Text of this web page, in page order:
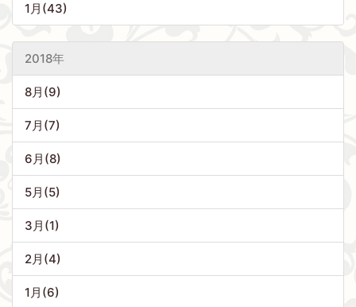
1月(43)
2018年
8月(9)
7月(7)
6月(8)
5月(5)
3月(1)
2月(4)
1月(6)